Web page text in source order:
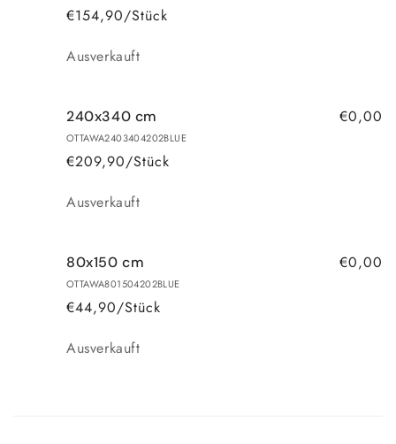
€154,90/Stück
Anzahl
Ausverkauft
240x340 cm
OTTAWA2403404202BLUE
€209,90/Stück
€0,00
Anzahl
Ausverkauft
80x150 cm
OTTAWA801504202BLUE
€44,90/Stück
€0,00
Anzahl
Ausverkauft